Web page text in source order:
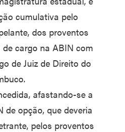
cumulativa pelo
dos proventos
cargo na ABIN com
de Juiz de Direito do
afastando-se a
de opção, que deveria
pelos proventos